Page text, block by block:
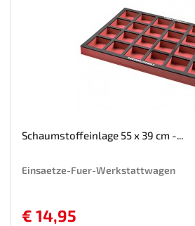
Schaumstoffeinlage 55 x 39 cm -...
Einsaetze-Fuer-Werkstattwagen
€ 14,95